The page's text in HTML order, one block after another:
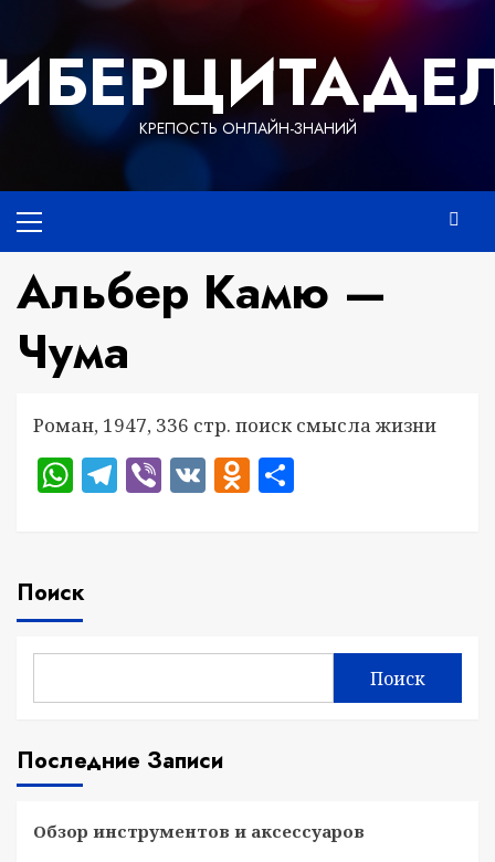
содержимому
КРЕПОСТЬ ОНЛАЙН-ЗНАНИЙ
меню
Альбер Камю —
Чума
Роман, 1947, 336 стр. поиск смысла жизни
WhatsApp
Telegram
Viber
VKOdnoklassniki
Поиск
Поиск
Последние Записи
Обзор инструментов и аксессуаров